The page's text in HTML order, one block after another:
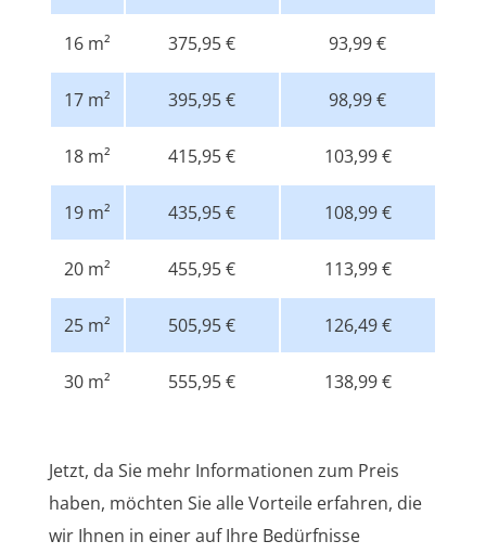
16 m² 375,95 € 93,99 €
17 m² 395,95 € 98,99 €
18 m² 415,95 € 103,99 €
19 m² 435,95 € 108,99 €
20 m² 455,95 € 113,99 €
25 m² 505,95 € 126,49 €
30 m² 555,95 € 138,99 €
Jetzt, da Sie mehr Informationen zum Preis
haben, möchten Sie alle Vorteile erfahren, die
wir Ihnen in einer auf Ihre Bedürfnisse